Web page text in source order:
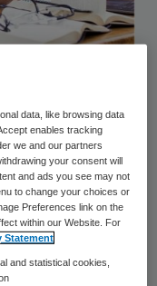
met het
drastisch
maar
voor
data, like browsing data
enables tracking
we and our partners
your consent will
and ads you see may not
to change your choices or
Preferences link on the
within our Website. For
Statement
and statistical cookies,